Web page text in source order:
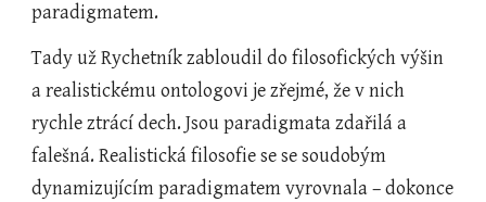
paradigmatem.
Tady už Rychetník zabloudil do filosofických výšin
a realistickému ontologovi je zřejmé, že v nich
rychle ztrácí dech. Jsou paradigmata zdařilá a
falešná. Realistická filosofie se se soudobým
dynamizujícím paradigmatem vyrovnala – dokonce